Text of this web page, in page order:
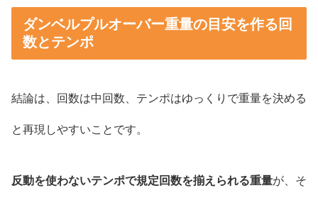
ダンベルプルオーバー重量の目安を作る回
数とテンポ
結論は、回数は中回数、テンポはゆっくりで重量を決める
と再現しやすいことです。
反動を使わないテンポで規定回数を揃えられる重量が、そ